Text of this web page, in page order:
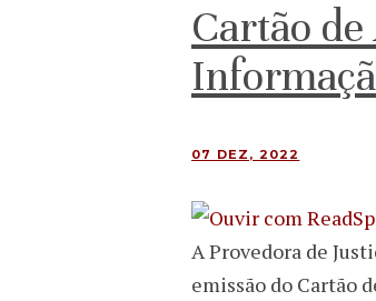
Cartão
07 DEZ, 2022
A Provedora de
emissão do Cartão